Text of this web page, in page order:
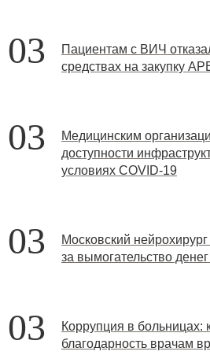
03
Пациентам с ВИЧ
средствах на закупку
03
Медицинским
доступности
условиях COVID-19
03
Московский
за вымогательство
03
Коррупция в больницах:
благодарность врачам